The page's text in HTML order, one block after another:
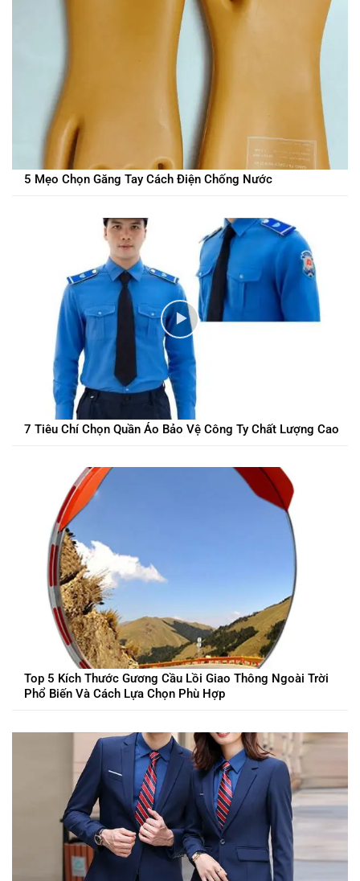
5 Mẹo Chọn Găng Tay Cách Điện Chống Nước
7 Tiêu Chí Chọn Quần Áo Bảo Vệ Công Ty Chất Lượng Cao
Top 5 Kích Thước Gương Cầu Lồi Giao Thông Ngoài Trời
Phổ Biến Và Cách Lựa Chọn Phù Hợp